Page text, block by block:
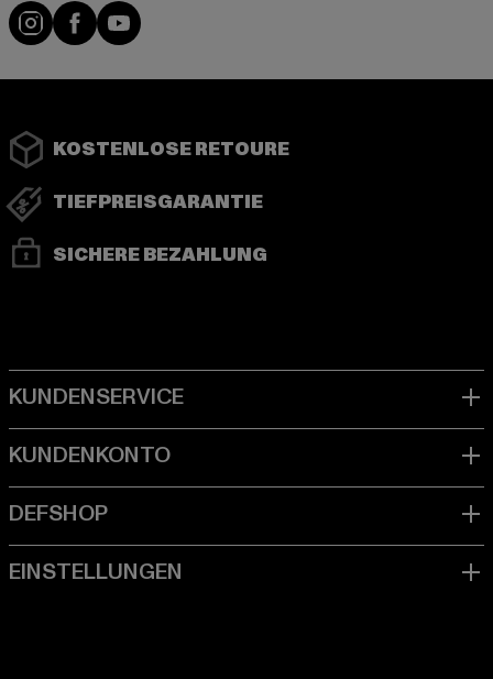
Instagram
FacebookYouTube
KOSTENLOSE RETOURE
TIEFPREISGARANTIE
SICHERE BEZAHLUNG